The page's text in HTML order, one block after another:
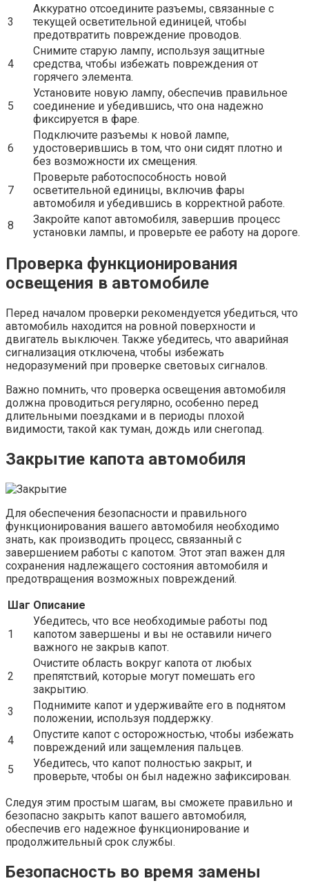
3
Аккуратно отсоедините разъемы, связанные с
текущей осветительной единицей, чтобы
предотвратить повреждение проводов.
4
Снимите старую лампу, используя защитные
средства, чтобы избежать повреждения от
горячего элемента.
5
Установите новую лампу, обеспечив правильное
соединение и убедившись, что она надежно
фиксируется в фаре.
6
Подключите разъемы к новой лампе,
удостоверившись в том, что они сидят плотно и
без возможности их смещения.
7
Проверьте работоспособность новой
осветительной единицы, включив фары
автомобиля и убедившись в корректной работе.
8
Закройте капот автомобиля, завершив процесс
установки лампы, и проверьте ее работу на дороге.
Проверка функционирования
освещения в автомобиле
Перед началом проверки рекомендуется убедиться, что
автомобиль находится на ровной поверхности и
двигатель выключен. Также убедитесь, что аварийная
сигнализация отключена, чтобы избежать
недоразумений при проверке световых сигналов.
Важно помнить, что проверка освещения автомобиля
должна проводиться регулярно, особенно перед
длительными поездками и в периоды плохой
видимости, такой как туман, дождь или снегопад.
Закрытие капота автомобиля
Для обеспечения безопасности и правильного
функционирования вашего автомобиля необходимо
знать, как производить процесс, связанный с
завершением работы с капотом. Этот этап важен для
сохранения надлежащего состояния автомобиля и
предотвращения возможных повреждений.
Шаг Описание
1
Убедитесь, что все необходимые работы под
капотом завершены и вы не оставили ничего
важного не закрыв капот.
2
Очистите область вокруг капота от любых
препятствий, которые могут помешать его
закрытию.
3
Поднимите капот и удерживайте его в поднятом
положении, используя поддержку.
4
Опустите капот с осторожностью, чтобы избежать
повреждений или защемления пальцев.
5
Убедитесь, что капот полностью закрыт, и
проверьте, чтобы он был надежно зафиксирован.
Следуя этим простым шагам, вы сможете правильно и
безопасно закрыть капот вашего автомобиля,
обеспечив его надежное функционирование и
продолжительный срок службы.
Безопасность во время замены